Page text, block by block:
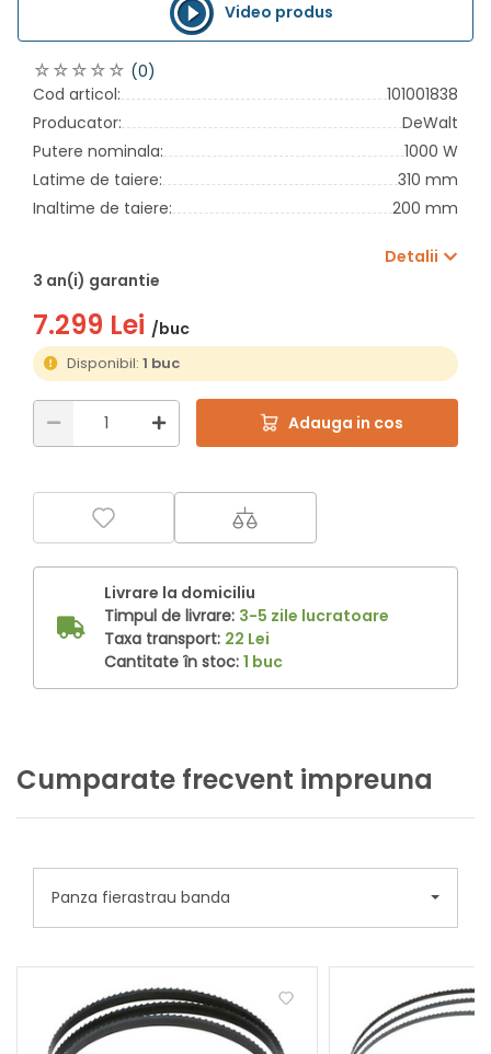
Video produs
(0)
Cod articol:
101001838
Producator:
DeWalt
Putere nominala:
1000 W
Latime de taiere:
310 mm
Inaltime de taiere:
200 mm
Detalii
3 an(i) garantie
7.299 Lei /buc
Disponibil:1 buc
Adauga in cos
Livrare la domiciliu
Timpul de livrare: 3-5 zile lucratoare
Taxa transport: 22 Lei
Cantitate în stoc: 1 buc
Cumparate frecvent impreuna
Panza fierastrau banda